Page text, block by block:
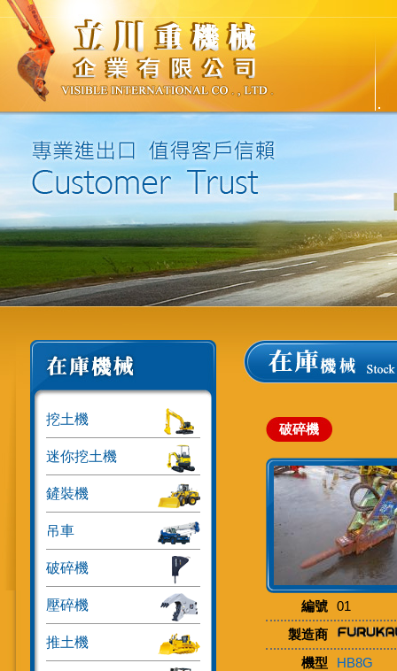
挖土機
迷你挖土機
鏟裝機
吊車
破碎機
壓碎機
推土機
破碎機
編號
01
製造商
機型
HB8G